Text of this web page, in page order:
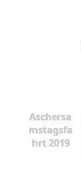
Aschersa
mstagsfa
hrt 2019